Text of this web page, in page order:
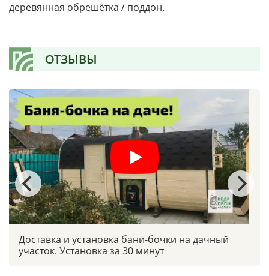
деревянная обрешётка / поддон.
ОТЗЫВЫ
Доставка и установка бани-бочки на дачный
участок. Установка за 30 минут